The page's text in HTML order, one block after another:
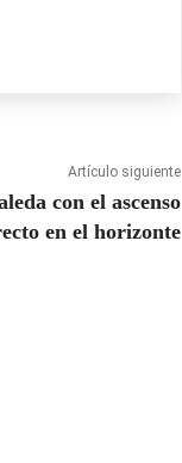
Artículo siguiente
con el ascenso
en el horizonte